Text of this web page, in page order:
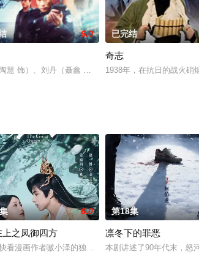
故事；也有扭曲的母爱带来的恐怖故事；一条打不开
丁歌（韩雨芹 饰）的女子。丁歌是一名受过专业训练
6.0
慧 饰）、刘丹（聂鑫 饰）和梁梦真（齐中扬 饰）偶
已完结
奇志
1938年，在抗日的战火硝
张謇虽高中状元，却渴望寻求强国之路。他毅然弃政
相遇相知，他们决心各展所长创办旅行社。他们以当
6.0
上之凤御四方
看漫画作者嗷小泽的独家连载漫画《吾凰在上》。 现
第18集
凛冬下的罪恶
本剧讲述了90年代末，怒